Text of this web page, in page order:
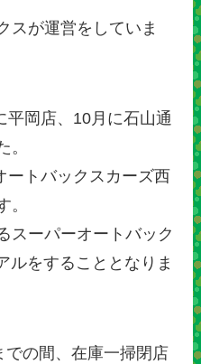
スが運営をしていま
平岡店、10月に石山通
。
ートバックスカーズ西
。
スーパーオートバック
ルをすることとなりま
の間、在庫一掃閉店